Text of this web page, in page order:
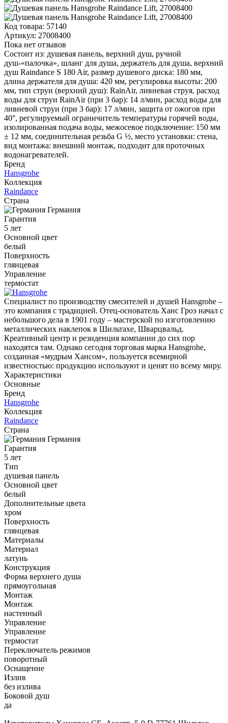
Код товара: 57140
Артикул: 27008400
Пока нет отзывов
Состоит из: душевая панель, верхний душ, ручной
душ-«палочка», шланг для душа, держатель для душа, верхний
душ Raindance S 180 Air, размер душевого диска: 180 мм,
длина держателя для душа: 420 мм, регулировка высоты: 200
мм, тип струи (верхний душ): RainAir, ливневая струя, расход
воды для струи RainAir (при 3 бар): 14 л/мин, расход воды для
ливневой струи (при 3 бар): 17 л/мин, защита от ожогов при
40°, регулируемый ограничитель температуры горячей воды,
изолированная подача воды, межосевое подключение: 150 мм
± 12 мм, соединительная резьба G ½, место установки: стена,
вид монтажа: внешний монтаж, подходит для проточных
водонагревателей.
Бренд
Hansgrohe
Коллекция
Raindance
Страна
Германия
Гарантия
5 лет
Основной цвет
белый
Поверхность
глянцевая
Управление
термостат
Специалист по производству смесителей и душей Hansgrohe –
это компания с традицией. Отец-основатель Ханс Гроэ начал с
небольшого дела в 1901 году – мастерской по изготовлению
металлических наклепок в Шильтахе, Шварцвальд.
Креативный центр и резиденция компании до сих пор
находятся там. Однако сегодня торговая марка Hansgrohe,
созданная «мудрым Хансом», пользуется всемирной
известностью: продукцию используют и ценят по всему миру.
Характеристики
Основные
Бренд
Hansgrohe
Коллекция
Raindance
Страна
Германия
Гарантия
5 лет
Тип
душевая панель
Основной цвет
белый
Дополнительные цвета
хром
Поверхность
глянцевая
Материалы
Материал
латунь
Конструкция
Форма верхнего душа
прямоугольная
Монтаж
Монтаж
настенный
Управление
Управление
термостат
Переключатель режимов
поворотный
Оснащение
Излив
без излива
Боковой душ
да